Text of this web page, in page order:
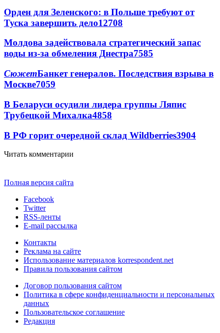
Орден для Зеленского: в Польше требуют от
Туска завершить дело12708
Молдова задействовала стратегический запас
воды из-за обмеления Днестра7585
СюжетБанкет генералов. Последствия взрыва в
Москве7059
В Беларуси осудили лидера группы Ляпис
Трубецкой Михалка4858
В РФ горит очередной склад Wildberries3904
Читать комментарии
Полная версия сайта
Facebook
Twitter
RSS-ленты
E-mail рассылка
Контакты
Реклама на сайте
Использование материалов korrespondent.net
Правила пользования сайтом
Договор пользования сайтом
Политика в сфере конфиденциальности и персональных
данных
Пользовательское соглашение
Редакция